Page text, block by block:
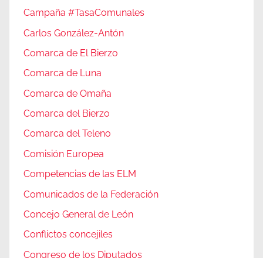
Campaña #TasaComunales
Carlos González-Antón
Comarca de El Bierzo
Comarca de Luna
Comarca de Omaña
Comarca del Bierzo
Comarca del Teleno
Comisión Europea
Competencias de las ELM
Comunicados de la Federación
Concejo General de León
Conflictos concejiles
Congreso de los Diputados